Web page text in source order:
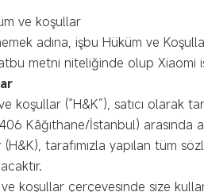
ve koşullar
adına, işbu Hüküm ve
metni niteliğinde olup Xiaomi
koşullar (“H&K”), satıcı olarak
Kâğıthane/İstanbul)
tarafımızla yapılan tüm
koşullar çerçevesinde size